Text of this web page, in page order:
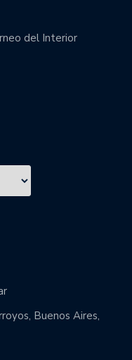
del Interior
Buenos Aires,